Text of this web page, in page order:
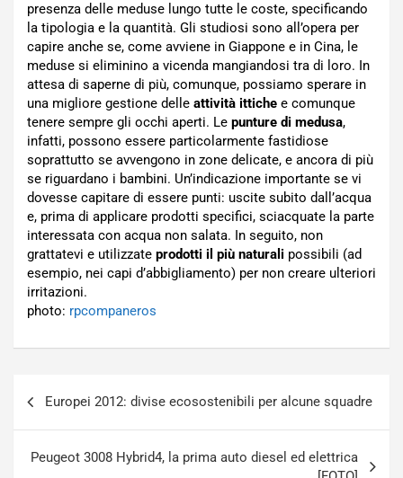
presenza delle meduse lungo tutte le coste, specificando
la tipologia e la quantità. Gli studiosi sono all’opera per
capire anche se, come avviene in Giappone e in Cina, le
meduse si eliminino a vicenda mangiandosi tra di loro. In
attesa di saperne di più, comunque, possiamo sperare in
una migliore gestione delle attività ittiche e comunque
tenere sempre gli occhi aperti. Le punture di medusa,
infatti, possono essere particolarmente fastidiose
soprattutto se avvengono in zone delicate, e ancora di più
se riguardano i bambini. Un’indicazione importante se vi
dovesse capitare di essere punti: uscite subito dall’acqua
e, prima di applicare prodotti specifici, sciacquate la parte
interessata con acqua non salata. In seguito, non
grattatevi e utilizzate prodotti il più naturali possibili (ad
esempio, nei capi d’abbigliamento) per non creare ulteriori
irritazioni.
photo: rpcompaneros
articoli
Europei 2012: divise ecosostenibili per alcune squadre
Peugeot 3008 Hybrid4, la prima auto diesel ed elettrica